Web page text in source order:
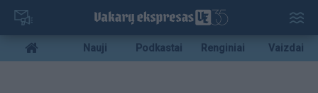
Pereiti
pagrindinį
turinį
Mobile
menu
Nauji Podkastai Renginiai Vaizdai